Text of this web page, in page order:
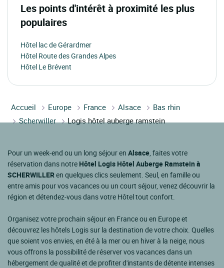
Les points d'intérêt à proximité les plus
populaires
Hôtel lac de Gérardmer
Hôtel Route des Grandes Alpes
Hôtel Le Brévent
Accueil Europe France Alsace
Bas rhin
Scherwiller
Logis hôtel auberge ramstein
Pour un week-end ou un long séjour en Alsace, faites votre
réservation dans notre Hôtel Logis Hôtel Auberge Ramstein à
SCHERWILLERen quelques clics seulement. Seul, en famille ou
entre amis pour vos vacances ou un court séjour, venez découvrir la
région et détendez-vous dans votre Hôtel tout confort.
Organisez votre prochain séjour en France ou en Europe et
découvrez les hôtels Logis sur la destination de votre choix. Quelles
que soient vos envies, en été à la mer ou en hiver à la neige, nous
vous offrons la possibilité de réserver vos vacances dans un
hébergement de qualité et de profiter d'instants de détente intenses